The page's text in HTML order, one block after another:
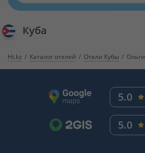
Куба
Ht.kz Каталог отелей Отели Кубы
5.0
5.0